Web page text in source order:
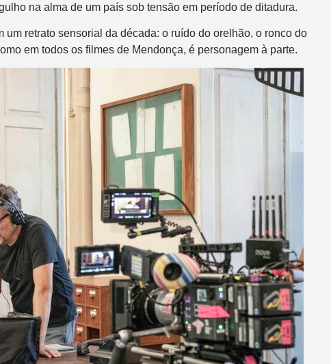
na alma de um país sob tensão em período de ditadura.
um retrato sensorial da década: o ruído do orelhão, o ronco do
em todos os filmes de Mendonça, é personagem à parte.